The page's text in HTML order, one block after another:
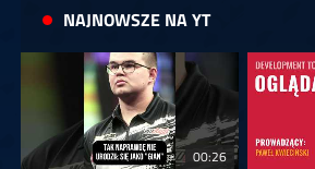
NAJNOWSZE NA YT
00:26